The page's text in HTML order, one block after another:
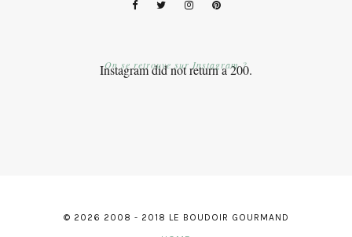
Instagram did not return a 200.
On se retrouve sur Instagram ?
© 2026 2008 - 2018 LE BOUDOIR GOURMAND